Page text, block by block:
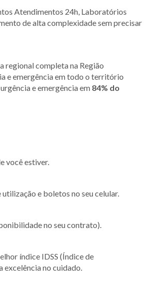
Atendimentos 24h, Laboratórios
de alta complexidade sem precisar
regional completa na Região
e emergência em todo o território
e emergência em 84% do
você estiver.
e boletos no seu celular.
no seu contrato).
índice IDSS (Índice de
excelência no cuidado.